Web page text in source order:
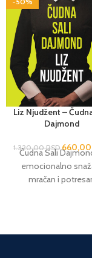
Liz Njudžent –
Dajmond
1.320,00RSD
Čudna Sali
emocionalno
mračan i
strogim